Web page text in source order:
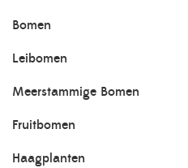
Bomen
Leibomen
Meerstammige Bomen
Fruitbomen
Haagplanten